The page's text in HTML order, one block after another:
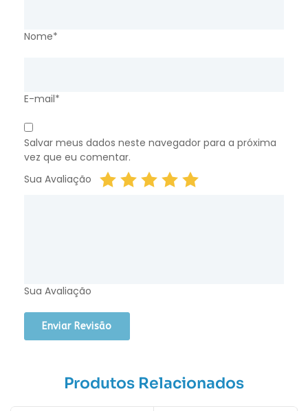
Nome*
E-mail*
Salvar meus dados neste navegador para a próxima
vez que eu comentar.
Sua Avaliação
Sua Avaliação
Produtos Relacionados